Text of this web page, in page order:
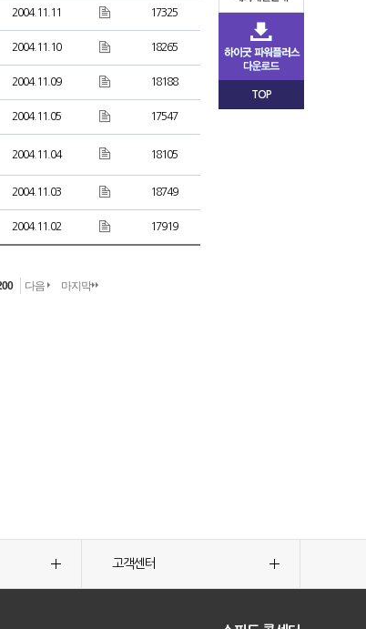
2004.11.11 17325
2004.11.10 18265
2004.11.09 18188
2004.11.05 17547
2004.11.04 18105
2004.11.03 18749
2004.11.02 17919
다음 마지막
TOP
고객센터